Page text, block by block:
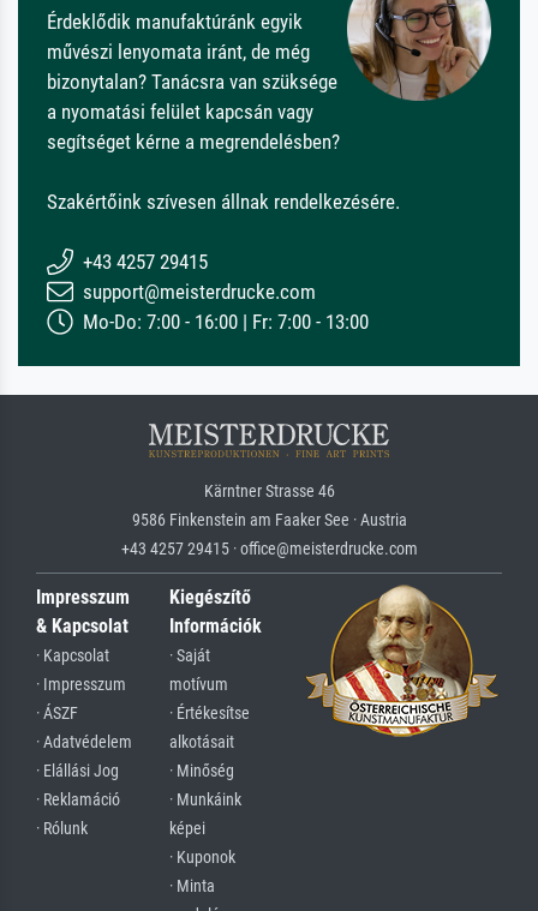
Érdeklődik manufaktúránk egyik
művészi lenyomata iránt, de még
bizonytalan? Tanácsra van szüksége
a nyomatási felület kapcsán vagy
segítséget kérne a megrendelésben?
Szakértőink szívesen állnak rendelkezésére.
+43 4257 29415
support@meisterdrucke.com
Mo-Do: 7:00 - 16:00 | Fr: 7:00 - 13:00
Kärntner Strasse 46
9586 Finkenstein am Faaker See · Austria
+43 4257 29415 · office@meisterdrucke.com
Impresszum
& Kapcsolat
· Kapcsolat
· Impresszum
· ÁSZF
· Adatvédelem
· Elállási Jog
· Reklamáció
· Rólunk
Kiegészítő
Információk
· Saját
motívum
· Értékesítse
alkotásait
· Minőség
· Munkáink
képei
· Kuponok
· Minta